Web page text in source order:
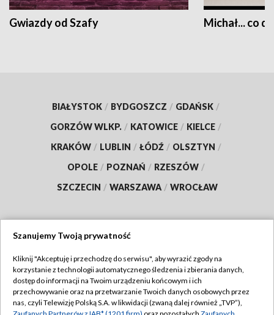
Gwiazdy od Szafy Michał... co
BIAŁYSTOK / BYDGOSZCZ / GDAŃSK /
GORZÓW WLKP. / KATOWICE / KIELCE /
KRAKÓW / LUBLIN / ŁÓDŹ / OLSZTYN /
OPOLE / POZNAŃ / RZESZÓW /
SZCZECIN / WARSZAWA / WROCŁAW
TVP
Abonament TVP
Emisja w TVP
Regulamin TVP
Szanujemy Twoją prywatność
Kliknij "Akceptuję i przechodzę do serwisu", aby wyrazić zgody na
korzystanie z technologii automatycznego śledzenia i zbierania danych,
dostęp do informacji na Twoim urządzeniu końcowym i ich
przechowywanie oraz na przetwarzanie Twoich danych osobowych przez
nas, czyli Telewizję Polską S.A. w likwidacji (zwaną dalej również „TVP”),